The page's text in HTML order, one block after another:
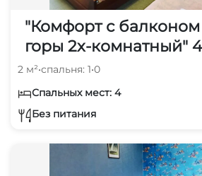
"Комфорт с
горы 2х-комнатный"
2 м²•спальня: 1•0
Спальных мест: 4
Без питания